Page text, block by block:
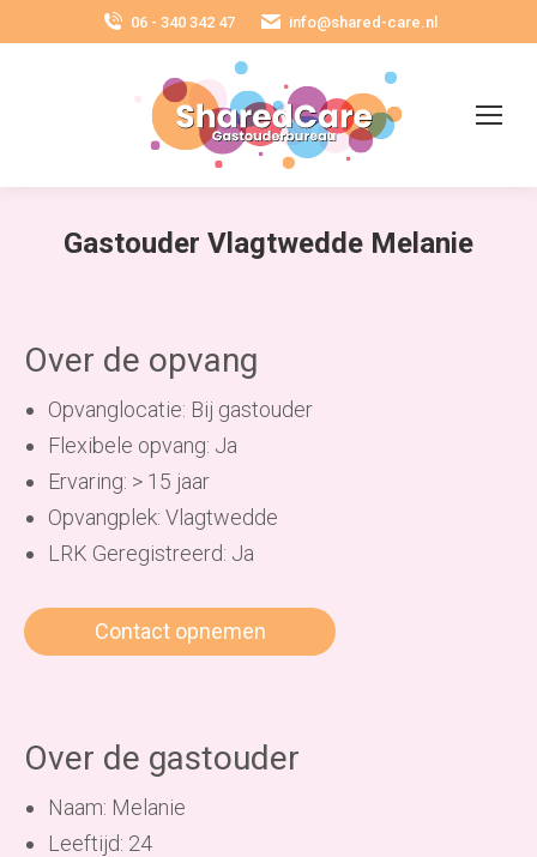
06 - 340 342 47 info@shared-care.nl
Gastouder Vlagtwedde Melanie
Over de opvang
Opvanglocatie: Bij gastouder
Flexibele opvang: Ja
Ervaring: > 15 jaar
Opvangplek: Vlagtwedde
LRK Geregistreerd: Ja
Contact opnemen
Over de gastouder
Naam: Melanie
Leeftijd: 24